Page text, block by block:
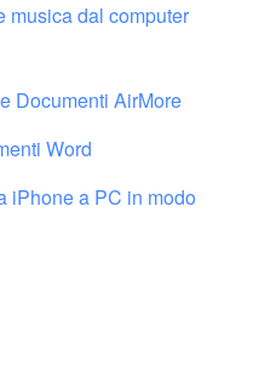
musica dal computer
Documenti AirMore
Word
iPhone a PC in modo